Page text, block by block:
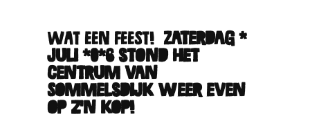
WAT EEN FEEST!Zaterdag 4
juli 2026 stond het
centrum van
Sommelsdijk weer even
op z’n kop!